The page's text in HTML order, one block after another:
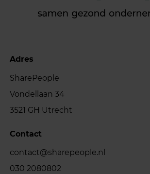
Adres
SharePeople
Vondellaan 34
3521 GH Utrecht
Contact
contact@sharepeople.nl
030 2080802